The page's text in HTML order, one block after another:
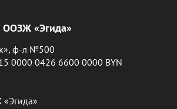
ООЗЖ «Эгида»
ф-л №500
0000 0426 6600 0000 BYN